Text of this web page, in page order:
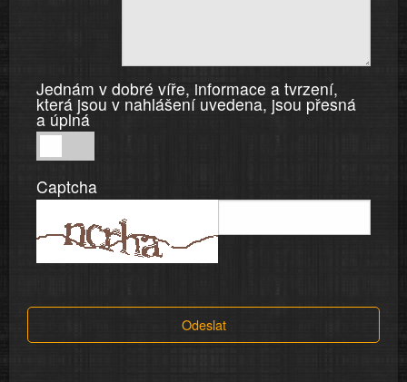
Jednám v dobré víře, informace a tvrzení,
která jsou v nahlášení uvedena, jsou přesná
a úplná
v
dobré
informace
v
Captcha
Odeslat